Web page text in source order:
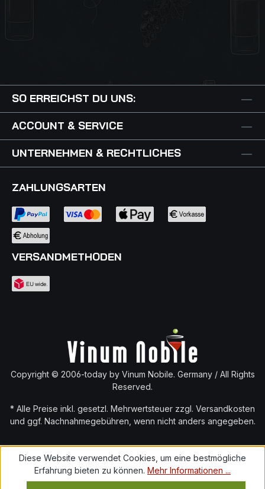
SO ERREICHST DU UNS:
ACCOUNT & SERVICE
UNTERNEHMEN & RECHTLICHES
ZAHLUNGSARTEN
VERSANDMETHODEN
Copyright © 2006-today by Vinum Nobile. Germany / All Rights
Reserved.
* Alle Preise inkl. gesetzl. Mehrwertsteuer zzgl. Versandkosten
und ggf. Nachnahmegebühren, wenn nicht anders angegeben.
Diese Website verwendet Cookies, um eine bestmögliche
Erfahrung bieten zu können. Mehr Informationen ...